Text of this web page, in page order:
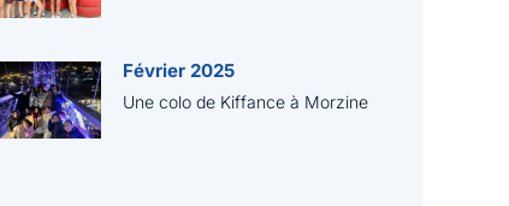
Février 2025
Une colo de Kiffance à Morzine